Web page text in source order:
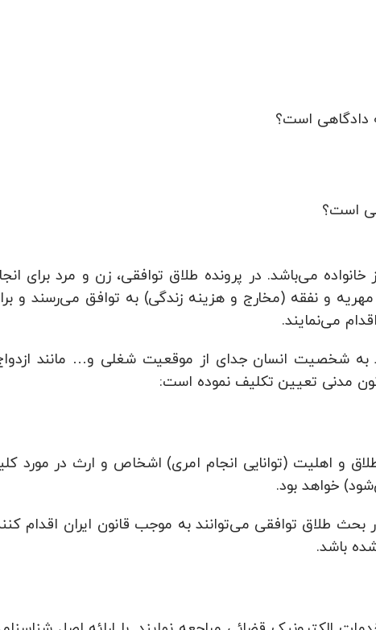
دادگاهی است؟
است؟
می‌باشد. در پرونده طلاق توافقی، زن و مرد برای
و نفقه (مخارج و هزینه زندگی) به توافق می‌رسند و
می‌نمایند.
به شخصیت انسان جدای از موقعیت شغلی و… مانند
و اهلیت (توانایی انجام امری) اشخاص و ارث در مورد
خواهد بود.
طلاق توافقی می‌توانند به موجب قانون ایران اقدام
باشد.